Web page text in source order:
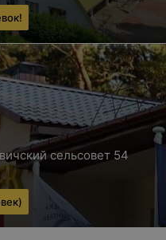
сельсовет 54